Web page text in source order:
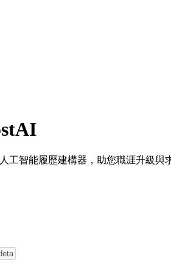
人工智能履歷建構器，助您職涯升級與